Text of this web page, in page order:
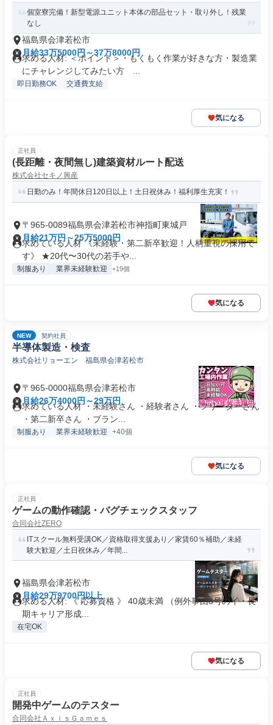
個室寮完備！新型電源ユニット本体の部品セット・取り外し！残業
なし
福島県会津若松市
月給33万5000円～37万8000円
求める人材: ＜ポイント＞・もくもく作業が好きな方・製造業
にチャレンジしてみたい方 ...
即日勤務OK 交通費支給
気になる
正社員
(長距離・夜間無し)建築資材ルート配送
株式会社セキノ興産
日勤のみ！年間休日120日以上！土日祝休み！福利厚生充実！
〒965-0089福島県会津若松市神指町東城戸
月給21万円～25万5000円
求めている人材 《未経験・第二新卒歓迎！人柄重視の採用で
す》 ★20代〜30代の若手や...
制服あり 業界未経験歓迎 +19個
気になる
NEW 契約社員
半導体製造・検査
株式会社リョーエン 福島県会津若松市
〒965-0000福島県会津若松市
月給26万4000円～29万円
求めている人材 ・未経験さん ・経験者さん ・フリーターさん
・第二新卒さん ・ブラン...
制服あり 業界未経験歓迎 +40個
気になる
正社員
ゲームの動作確認・バグチェックスタッフ
合同会社ZERO
ITスクール無料受講OK／資格取得支援あり／家賃60％補助／未経
験大歓迎／土日祝休み／年間...
福島県会津若松市
月給29万9700円以上
求める人材: 《 応募資格 》 40歳未満 （例外事由3号のイ・長
期キャリア形成...
在宅OK
気になる
正社員
開発中ゲームのテスター
合同会社ＡｘｉｓＧａｍｅｓ